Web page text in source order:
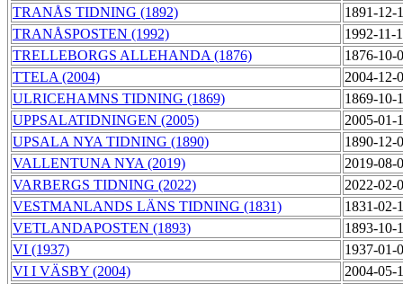
TRANÅS TIDNING (1892)
1891-12-
TRANÅSPOSTEN (1992)
1992-11-
TRELLEBORGS ALLEHANDA (1876)
1876-10-
TTELA (2004)
2004-12-
ULRICEHAMNS TIDNING (1869)
1869-10-
UPPSALATIDNINGEN (2005)
2005-01-
UPSALA NYA TIDNING (1890)
1890-12-
VALLENTUNA NYA (2019)
2019-08-
VARBERGS TIDNING (2022)
2022-02-
VESTMANLANDS LÄNS TIDNING (1831)
1831-02-
VETLANDAPOSTEN (1893)
1893-10-
VI (1937)
1937-01-
VI I VÄSBY (2004)
2004-05-